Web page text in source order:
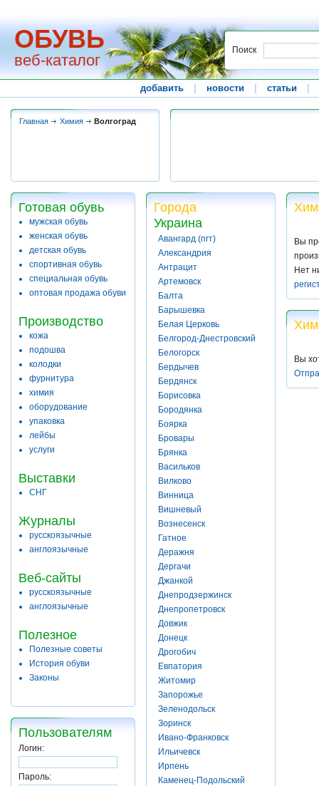
ОБУВЬ
веб-каталог
Поиск
добавить новости статьи
Главная Химия Волгоград
Готовая обувь
мужская обувь
женская обувь
детская обувь
спортивная обувь
специальная обувь
оптовая продажа обуви
Производство
кожа
подошва
колодки
фурнитура
химия
оборудование
упаковка
лейбы
услуги
Выставки
СНГ
Журналы
русскоязычные
англоязычные
Веб-сайты
русскоязычные
англоязычные
Полезное
Полезные советы
История обуви
Законы
Пользователям
Логин:
Пароль:
Города
Украина
Авангард (пгт)
Александрия
Антрацит
Артемовск
Балта
Барышевка
Белая Церковь
Белгород-Днестровский
Белогорск
Бердычев
Бердянск
Борисовка
Бородянка
Боярка
Бровары
Брянка
Васильков
Вилково
Винница
Вишневый
Вознесенск
Гатное
Деражня
Дергачи
Джанкой
Днепродзержинск
Днепропетровск
Довжик
Донецк
Дрогобич
Евпатория
Житомир
Запорожье
Зеленодольск
Зоринск
Ивано-Франковск
Ильичевск
Ирпень
Каменец-Подольский
Вы
Нет
Вы